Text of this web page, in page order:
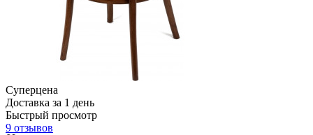
Суперцена
Доставка за 1 день
Быстрый просмотр
9 отзывов